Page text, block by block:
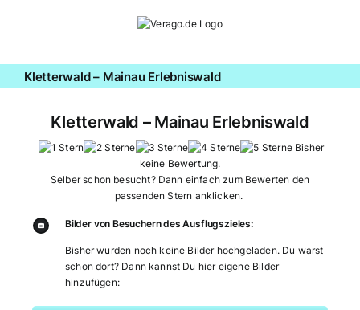
Kletterwald – Mainau Erlebniswald
Kletterwald – Mainau Erlebniswald
Bisher
keine Bewertung.
Selber schon besucht? Dann einfach zum Bewerten den
passenden Stern anklicken.
Bilder von Besuchern des Ausflugszieles:
Bisher wurden noch keine Bilder hochgeladen. Du warst
schon dort? Dann kannst Du hier eigene Bilder
hinzufügen: